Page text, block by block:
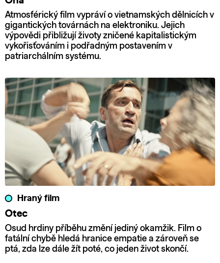
Atmosférický film vypráví o vietnamských dělnicích v
gigantických továrnách na elektroniku. Jejich
výpovědi přibližují životy zničené kapitalistickým
vykořisťováním i podřadným postavením v
patriarchálním systému.
Hraný film
Otec
Osud hrdiny příběhu změní jediný okamžik. Film o
fatální chybě hledá hranice empatie a zároveň se
ptá, zda lze dále žít poté, co jeden život skončí.